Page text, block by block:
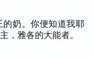
奶。你便知道我耶
，雅各的大能者。